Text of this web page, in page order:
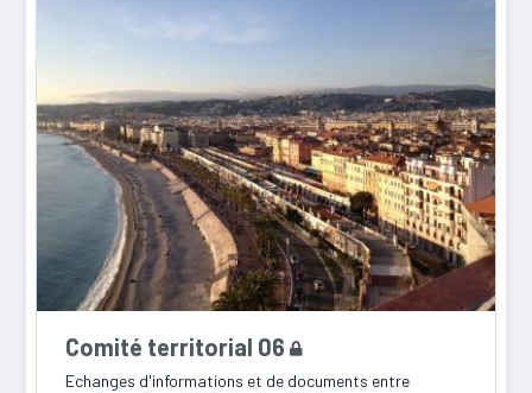
Comité territorial 06
Echanges d'informations et de documents entre